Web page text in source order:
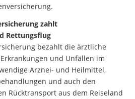
zahlt
Rettungsflug
bezahlt die ärztliche
und Unfällen im
Arznei- und Heilmittel,
und auch den
Rücktransport aus dem Reiseland